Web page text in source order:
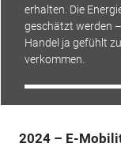
erhalten. Die
geschätzt werden
Handel ja gefühlt
verkommen.
2024 – E-